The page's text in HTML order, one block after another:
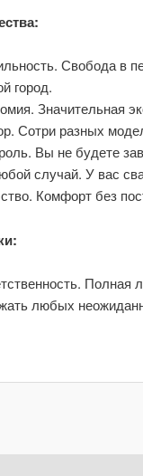
Свобода в
город.
Значительная
Сотри разных
Вы не будете
случай. У вас
Комфорт без
Полная
любых